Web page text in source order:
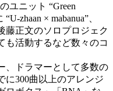
ユニット “Green
zhaan × mabanua”、
藤正文のソロプロジェク
も活動するなど数々のコ
、ドラマーとして多数の
に300曲以上のアレンジ